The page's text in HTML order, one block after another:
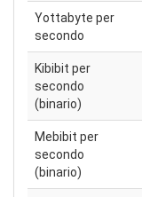
Yottabyte per
secondo
Kibibit per
secondo
(binario)
Mebibit per
secondo
(binario)